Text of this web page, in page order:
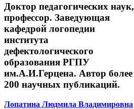
Доктор педагогических наук,
профессор. Заведующая
кафедрой логопедии
института
дефектологического
образования РГПУ
им.А.И.Герцена. Автор более
200 научных публикаций.
Лопатина Людмила Владимировна